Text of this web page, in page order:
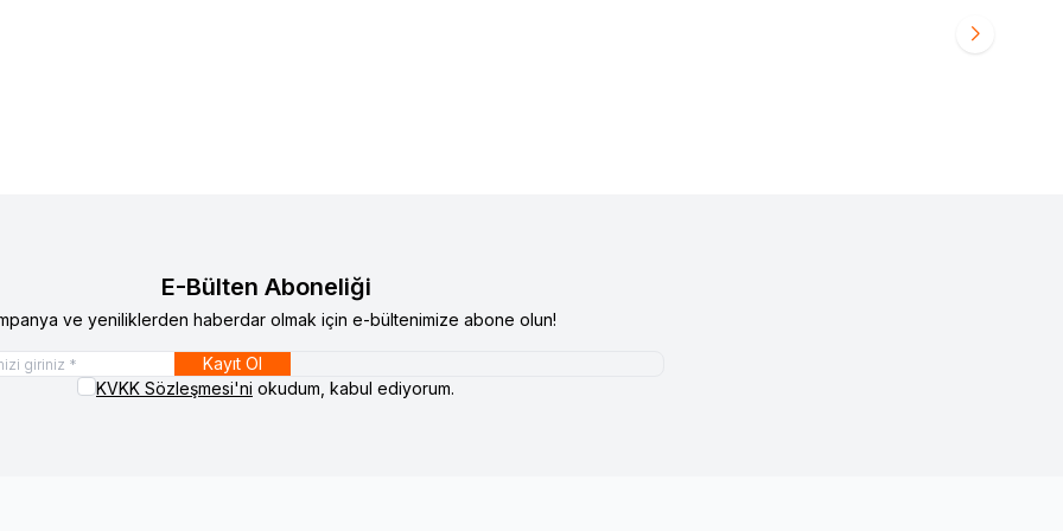
E-Bülten Aboneliği
ve yeniliklerden haberdar olmak için e-bültenimize abone olun!
Kayıt Ol
KVKK Sözleşmesi'ni okudum, kabul ediyorum.